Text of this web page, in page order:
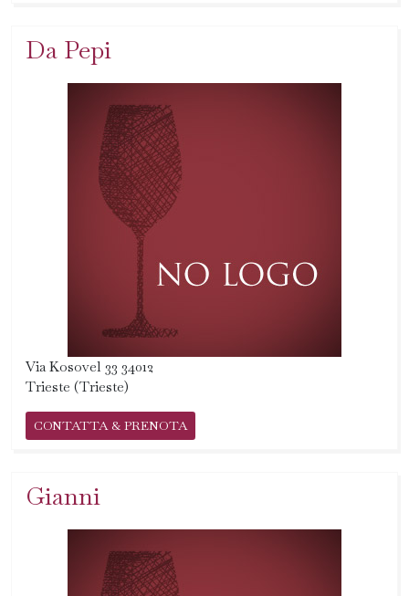
Da Pepi
Via Kosovel 33 34012
Trieste (Trieste)
CONTATTA & PRENOTA
Gianni